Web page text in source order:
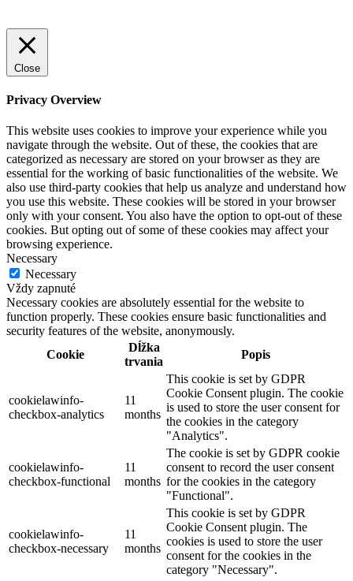
Close
Privacy Overview
This website uses cookies to improve your experience while you
navigate through the website. Out of these, the cookies that are
categorized as necessary are stored on your browser as they are
essential for the working of basic functionalities of the website. We
also use third-party cookies that help us analyze and understand how
you use this website. These cookies will be stored in your browser
only with your consent. You also have the option to opt-out of these
cookies. But opting out of some of these cookies may affect your
browsing experience.
Necessary
Necessary
Vždy zapnuté
Necessary cookies are absolutely essential for the website to
function properly. These cookies ensure basic functionalities and
security features of the website, anonymously.
Cookie
Dĺžka
trvania
Popis
cookielawinfo-
checkbox-analytics
11
months
This cookie is set by GDPR
Cookie Consent plugin. The cookie
is used to store the user consent for
the cookies in the category
"Analytics".
cookielawinfo-
checkbox-functional
11
months
The cookie is set by GDPR cookie
consent to record the user consent
for the cookies in the category
"Functional".
cookielawinfo-
checkbox-necessary
11
months
This cookie is set by GDPR
Cookie Consent plugin. The
cookies is used to store the user
consent for the cookies in the
category "Necessary".